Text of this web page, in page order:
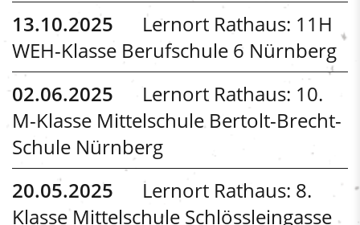
13.10.2025
Lernort Rathaus: 11H
WEH-Klasse Berufschule 6 Nürnberg
02.06.2025
Lernort Rathaus: 10.
M-Klasse Mittelschule Bertolt-Brecht-
Schule Nürnberg
20.05.2025
Lernort Rathaus: 8.
Klasse Mittelschule Schlössleingasse